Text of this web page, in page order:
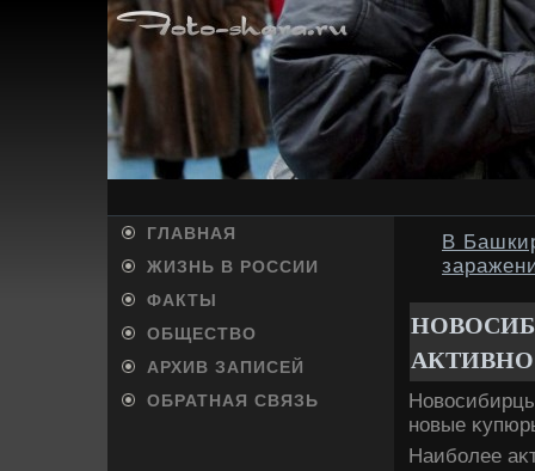
ГЛАВНАЯ
ЖИЗНЬ В РОССИИ
ФАКТЫ
ОБЩЕСТВО
АРХИВ ЗАПИСЕЙ
ОБРАТНАЯ СВЯЗЬ
В
новые
Наиболее